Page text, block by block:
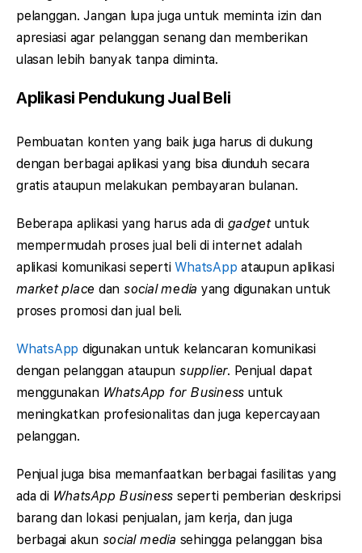
pelanggan. Jangan lupa juga untuk meminta izin dan
apresiasi agar pelanggan senang dan memberikan
ulasan lebih banyak tanpa diminta.
Aplikasi Pendukung Jual Beli
Pembuatan konten yang baik juga harus di dukung
dengan berbagai aplikasi yang bisa diunduh secara
gratis ataupun melakukan pembayaran bulanan.
Beberapa aplikasi yang harus ada di gadget untuk
mempermudah proses jual beli di internet adalah
aplikasi komunikasi sepertiWhatsApp ataupun aplikasi
market place dan social media yang digunakan untuk
proses promosi dan jual beli.
WhatsApp digunakan untuk kelancaran komunikasi
dengan pelanggan ataupun supplier. Penjual dapat
menggunakan WhatsApp for Business untuk
meningkatkan profesionalitas dan juga kepercayaan
pelanggan.
Penjual juga bisa memanfaatkan berbagai fasilitas yang
ada di WhatsApp Business seperti pemberian deskripsi
barang dan lokasi penjualan, jam kerja, dan juga
berbagai akun social media sehingga pelanggan bisa